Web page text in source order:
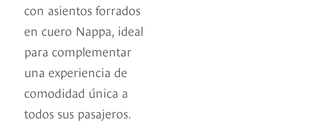
con asientos forrados
en cuero Nappa, ideal
para complementar
una experiencia de
comodidad única a
todos sus pasajeros.